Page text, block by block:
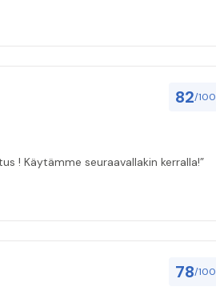
82/100
pitivät, joten vahva suositus ! Käytämme seuraavallakin kerralla!”
78/100